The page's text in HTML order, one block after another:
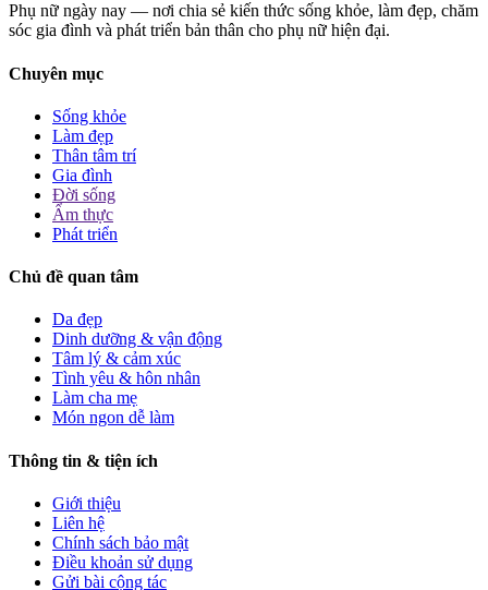
Phụ nữ ngày nay — nơi chia sẻ kiến thức sống khỏe, làm đẹp, chăm
sóc gia đình và phát triển bản thân cho phụ nữ hiện đại.
Chuyên mục
Sống khỏe
Làm đẹp
Thân tâm trí
Gia đình
Đời sống
Ẩm thực
Phát triển
Chủ đề quan tâm
Da đẹp
Dinh dưỡng & vận động
Tâm lý & cảm xúc
Tình yêu & hôn nhân
Làm cha mẹ
Món ngon dễ làm
Thông tin & tiện ích
Giới thiệu
Liên hệ
Chính sách bảo mật
Điều khoản sử dụng
Gửi bài cộng tác